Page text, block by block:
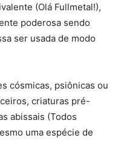
(Olá Fullmetal!),
poderosa sendo
ser usada de modo
cósmicas, psiônicas ou
criaturas pré-
abissais (Todos
uma espécie de